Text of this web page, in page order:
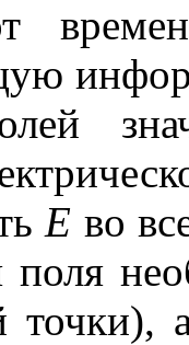
Е во
поля
точки),